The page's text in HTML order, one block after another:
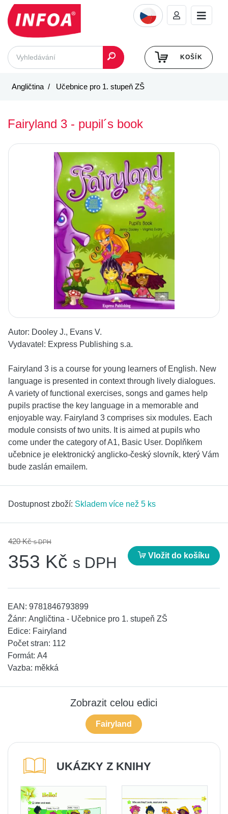
KOŠÍK
Angličtina Učebnice pro 1. stupeň ZŠ
Fairyland 3 - pupil´s book
Autor: Dooley J., Evans V.
Vydavatel: Express Publishing s.a.
Fairyland 3 is a course for young learners of English. New
language is presented in context through lively dialogues.
A variety of functional exercises, songs and games help
pupils practise the key language in a memorable and
enjoyable way. Fairyland 3 comprises six modules. Each
module consists of two units. It is aimed at pupils who
come under the category of A1, Basic User. Doplňkem
učebnice je elektronický anglicko-český slovník, který Vám
bude zaslán emailem.
Dostupnost zboží: Skladem více než 5 ks
420 Kčs DPH
353 Kč s DPH Vložit do košíku
EAN: 9781846793899
Žánr: Angličtina - Učebnice pro 1. stupeň ZŠ
Edice: Fairyland
Počet stran: 112
Formát: A4
Vazba: měkká
Zobrazit celou edici
Fairyland
UKÁZKY Z KNIHY